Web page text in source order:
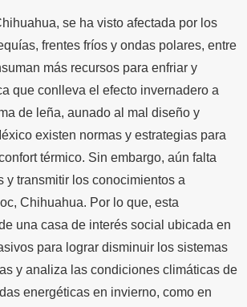
se ha visto afectada por los
frentes fríos y ondas polares, entre
más recursos para enfriar y
que conlleva el efecto invernadero a
de leña, aunado al mal diseño y
existen normas y estrategias para
térmico. Sin embargo, aún falta
y transmitir los conocimientos a
Chihuahua. Por lo que, esta
una casa de interés social ubicada en
para lograr disminuir los sistemas
y analiza las condiciones climáticas de
energéticas en invierno, como en